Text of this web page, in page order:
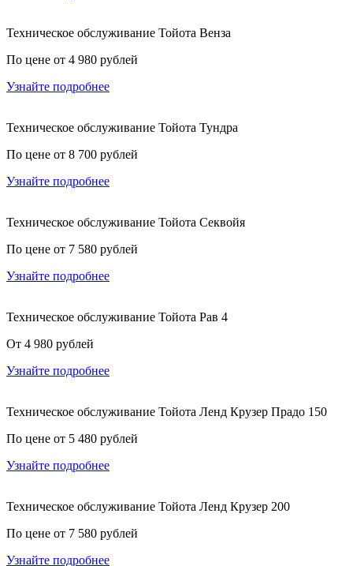
Техническое обслуживание Тойота Венза
По цене от 4 980 рублей
Узнайте подробнее
Техническое обслуживание Тойота Тундра
По цене от 8 700 рублей
Узнайте подробнее
Техническое обслуживание Тойота Секвойя
По цене от 7 580 рублей
Узнайте подробнее
Техническое обслуживание Тойота Рав 4
От 4 980 рублей
Узнайте подробнее
Техническое обслуживание Тойота Ленд Крузер Прадо 150
По цене от 5 480 рублей
Узнайте подробнее
Техническое обслуживание Тойота Ленд Крузер 200
По цене от 7 580 рублей
Узнайте подробнее